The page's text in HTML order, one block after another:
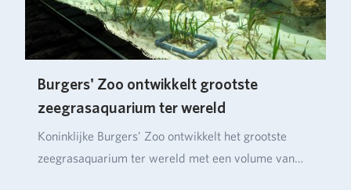
Burgers' Zoo ontwikkelt grootste
zeegrasaquarium ter wereld
Koninklijke Burgers’ Zoo ontwikkelt het grootste
zeegrasaquarium ter wereld met een volume van